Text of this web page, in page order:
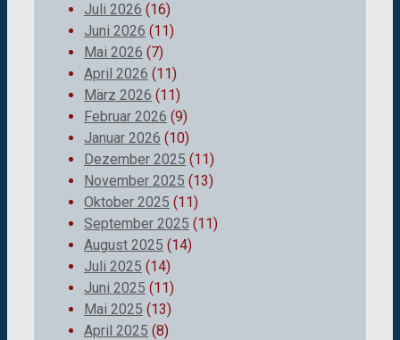
Juli 2026 (16)
Juni 2026 (11)
Mai 2026 (7)
April 2026 (11)
März 2026 (11)
Februar 2026 (9)
Januar 2026 (10)
Dezember 2025 (11)
November 2025 (13)
Oktober 2025 (11)
September 2025 (11)
August 2025 (14)
Juli 2025 (14)
Juni 2025 (11)
Mai 2025 (13)
April 2025 (8)